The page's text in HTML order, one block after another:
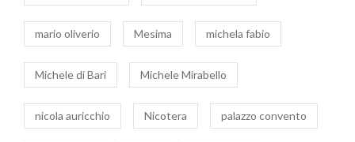
mario oliverio Mesima michela fabio
Michele di Bari Michele Mirabello
nicola auricchio Nicotera palazzo convento